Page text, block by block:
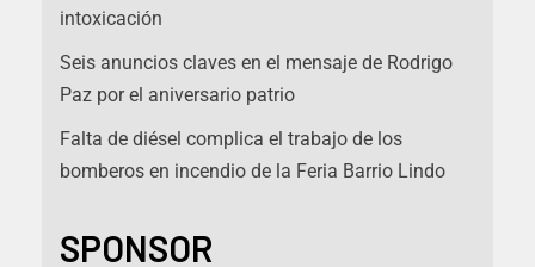
intoxicación
Seis anuncios claves en el mensaje de Rodrigo
Paz por el aniversario patrio
Falta de diésel complica el trabajo de los
bomberos en incendio de la Feria Barrio Lindo
SPONSOR